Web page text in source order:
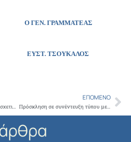
Ο ΓΕΝ. ΓΡΑΜΜΑΤΕΑΣ
ΕΥΣΤ. ΤΣΟΥΚΑΛΟΣ
Διευκρινίσεις κατ’ επειγόντως σχετικά με έγγραφο του Υπουργείου Υγείας για τη μεταστέγαση ιατρικών μονάδων, ζήτησε ο Πρόεδρος του Ι.Σ.Α Γ. Πατούλης, από τη Διοίκηση του Σισμανογλείου
ΕΠΌΜΕΝΟ
Πρόσκληση σε συνέντευξη τύπου με θέμα:Οι σοβαρές επιπτώσεις στη Δημόσια υγεία από τα μέτρα που ελήφθησαν το τελευταίο χρονικό διάστημα